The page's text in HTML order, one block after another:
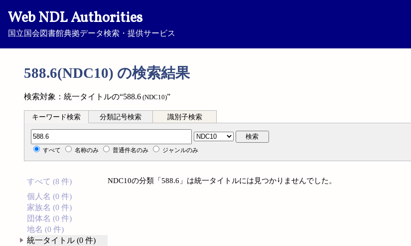
Web NDL Authorities
国立国会図書館典拠データ検索・提供サービス
588.6(NDC10) の検索結果
検索対象：統一タイトルの“588.6 (NDC10)”
キーワード検索 分類記号検索 識別子検索
分類記号検索 検索
すべて 名称のみ 普通件名のみ ジャンルのみ
すべて (8 件)
個人名 (0 件)
家族名 (0 件)
団体名 (0 件)
地名 (0 件)
統一タイトル (0 件)
NDC10の分類「588.6」は統一タイトルには見つかりませんでした。